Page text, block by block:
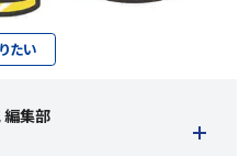
たい
編集部